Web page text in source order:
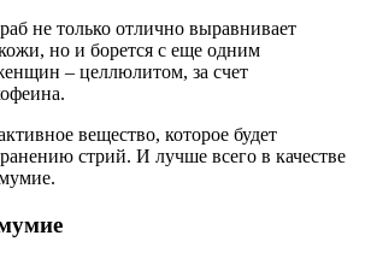
не только отлично выравнивает
но и борется с еще одним
– целлюлитом, за счет
вещество, которое будет
стрий. И лучше всего в качестве